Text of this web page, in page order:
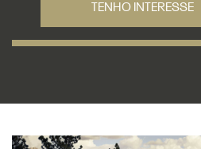
TENHO INTERESSE